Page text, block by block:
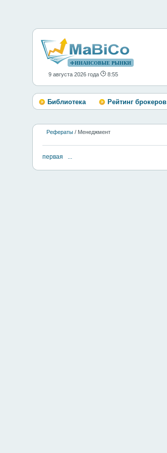
ФИНАНСОВЫЕ РЫНКИ
9 августа 2026 года 8:55
Библиотека Рейтинг брокеров
Рефераты / Менеджмент
первая ...